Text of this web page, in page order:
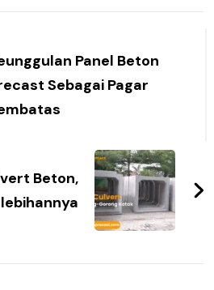
Panel Beton
Sebagai Pagar
Beton,